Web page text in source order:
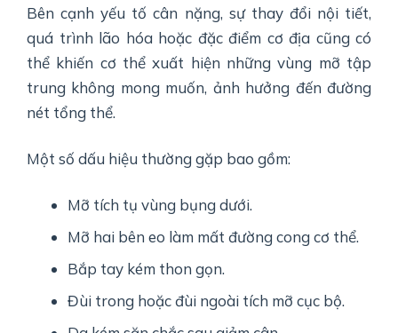
Bên cạnh yếu tố cân nặng, sự thay đổi nội tiết,
quá trình lão hóa hoặc đặc điểm cơ địa cũng có
thể khiến cơ thể xuất hiện những vùng mỡ tập
trung không mong muốn, ảnh hưởng đến đường
nét tổng thể.
Một số dấu hiệu thường gặp bao gồm:
Mỡ tích tụ vùng bụng dưới.
Mỡ hai bên eo làm mất đường cong cơ thể.
Bắp tay kém thon gọn.
Đùi trong hoặc đùi ngoài tích mỡ cục bộ.